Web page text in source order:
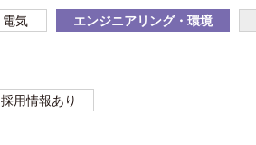
電気 エンジニアリング・環境
採用情報あり